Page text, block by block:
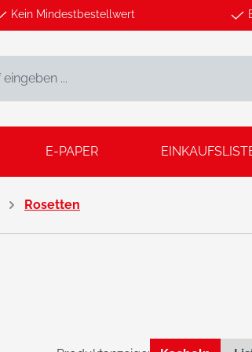
Kein Mindestbestellwert
E-PAPER
Rosetten